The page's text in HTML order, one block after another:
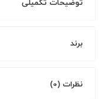
توضیحات تکمیلی
برند
نظرات (0)